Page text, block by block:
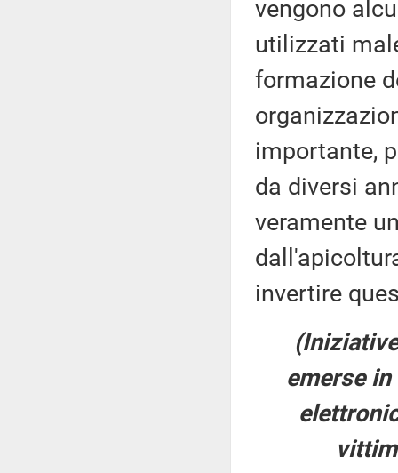
vengono
utilizzati
formazione
importante,
da diversi
veramente
invertire
emerse